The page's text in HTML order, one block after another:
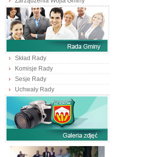
Skład Rady
Komisje Rady
Sesje Rady
Uchwały Rady